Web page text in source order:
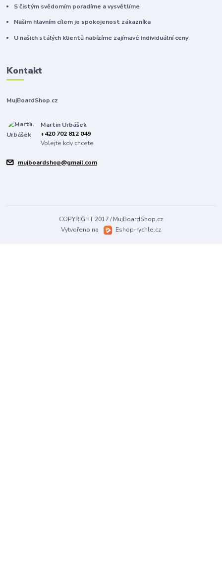
S čistým svědomím poradíme a vysvětlíme
Našim hlavním cílem je spokojenost zákazníka
U našich stálých klientů nabízíme zajímavé individuální ceny
Kontakt
MujBoardShop.cz
Martin Urbášek
+420 702 812 049
Volejte kdy chcete
mujboardshop@gmail.com
COPYRIGHT 2017 / MujBoardShop.cz
Vytvořeno na
Eshop-rychle.cz